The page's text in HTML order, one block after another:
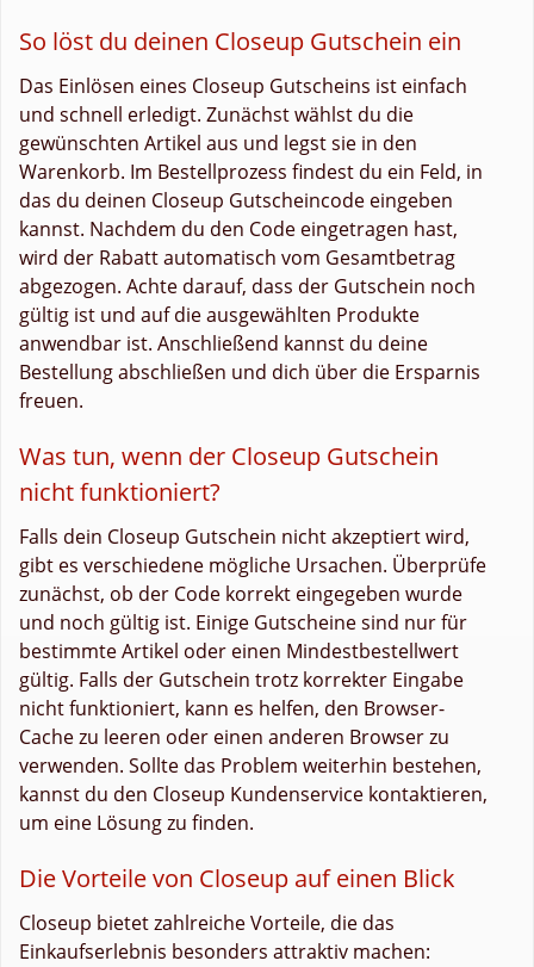
So löst du deinen Closeup Gutschein ein
Das Einlösen eines Closeup Gutscheins ist einfach
und schnell erledigt. Zunächst wählst du die
gewünschten Artikel aus und legst sie in den
Warenkorb. Im Bestellprozess findest du ein Feld, in
das du deinen Closeup Gutscheincode eingeben
kannst. Nachdem du den Code eingetragen hast,
wird der Rabatt automatisch vom Gesamtbetrag
abgezogen. Achte darauf, dass der Gutschein noch
gültig ist und auf die ausgewählten Produkte
anwendbar ist. Anschließend kannst du deine
Bestellung abschließen und dich über die Ersparnis
freuen.
Was tun, wenn der Closeup Gutschein
nicht funktioniert?
Falls dein Closeup Gutschein nicht akzeptiert wird,
gibt es verschiedene mögliche Ursachen. Überprüfe
zunächst, ob der Code korrekt eingegeben wurde
und noch gültig ist. Einige Gutscheine sind nur für
bestimmte Artikel oder einen Mindestbestellwert
gültig. Falls der Gutschein trotz korrekter Eingabe
nicht funktioniert, kann es helfen, den Browser-
Cache zu leeren oder einen anderen Browser zu
verwenden. Sollte das Problem weiterhin bestehen,
kannst du den Closeup Kundenservice kontaktieren,
um eine Lösung zu finden.
Die Vorteile von Closeup auf einen Blick
Closeup bietet zahlreiche Vorteile, die das
Einkaufserlebnis besonders attraktiv machen: